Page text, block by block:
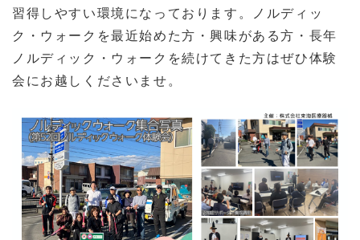
習得しやすい環境になっております。ノルディッ
ク・ウォークを最近始めた方・興味がある方・長年
ノルディック・ウォークを続けてきた方はぜひ体験
会にお越しくださいませ。